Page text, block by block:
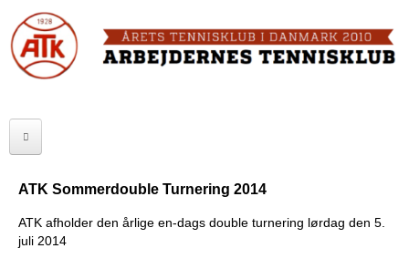
to
main
b
e
FORSIDE
JUNIOR
ATK Sommerdouble Turnering 2014
ATK afholder den årlige en-dags double turnering lørdag den 5.
juli 2014